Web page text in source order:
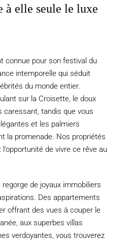
à elle seule le luxe
connue pour son festival du
intemporelle qui séduit
du monde entier.
sur la Croisette, le doux
caressant, tandis que vous
et les palmiers
la promenade. Nos propriétés
de vivre ce rêve au
de joyaux immobiliers
Des appartements
offrant des vues à couper le
aux superbes villas
verdoyantes, vous trouverez